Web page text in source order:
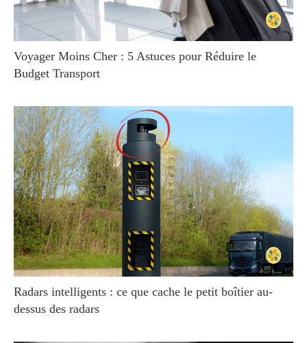
Voyager Moins Cher : 5 Astuces pour Réduire le
Budget Transport
Radars intelligents : ce que cache le petit boîtier au-
dessus des radars